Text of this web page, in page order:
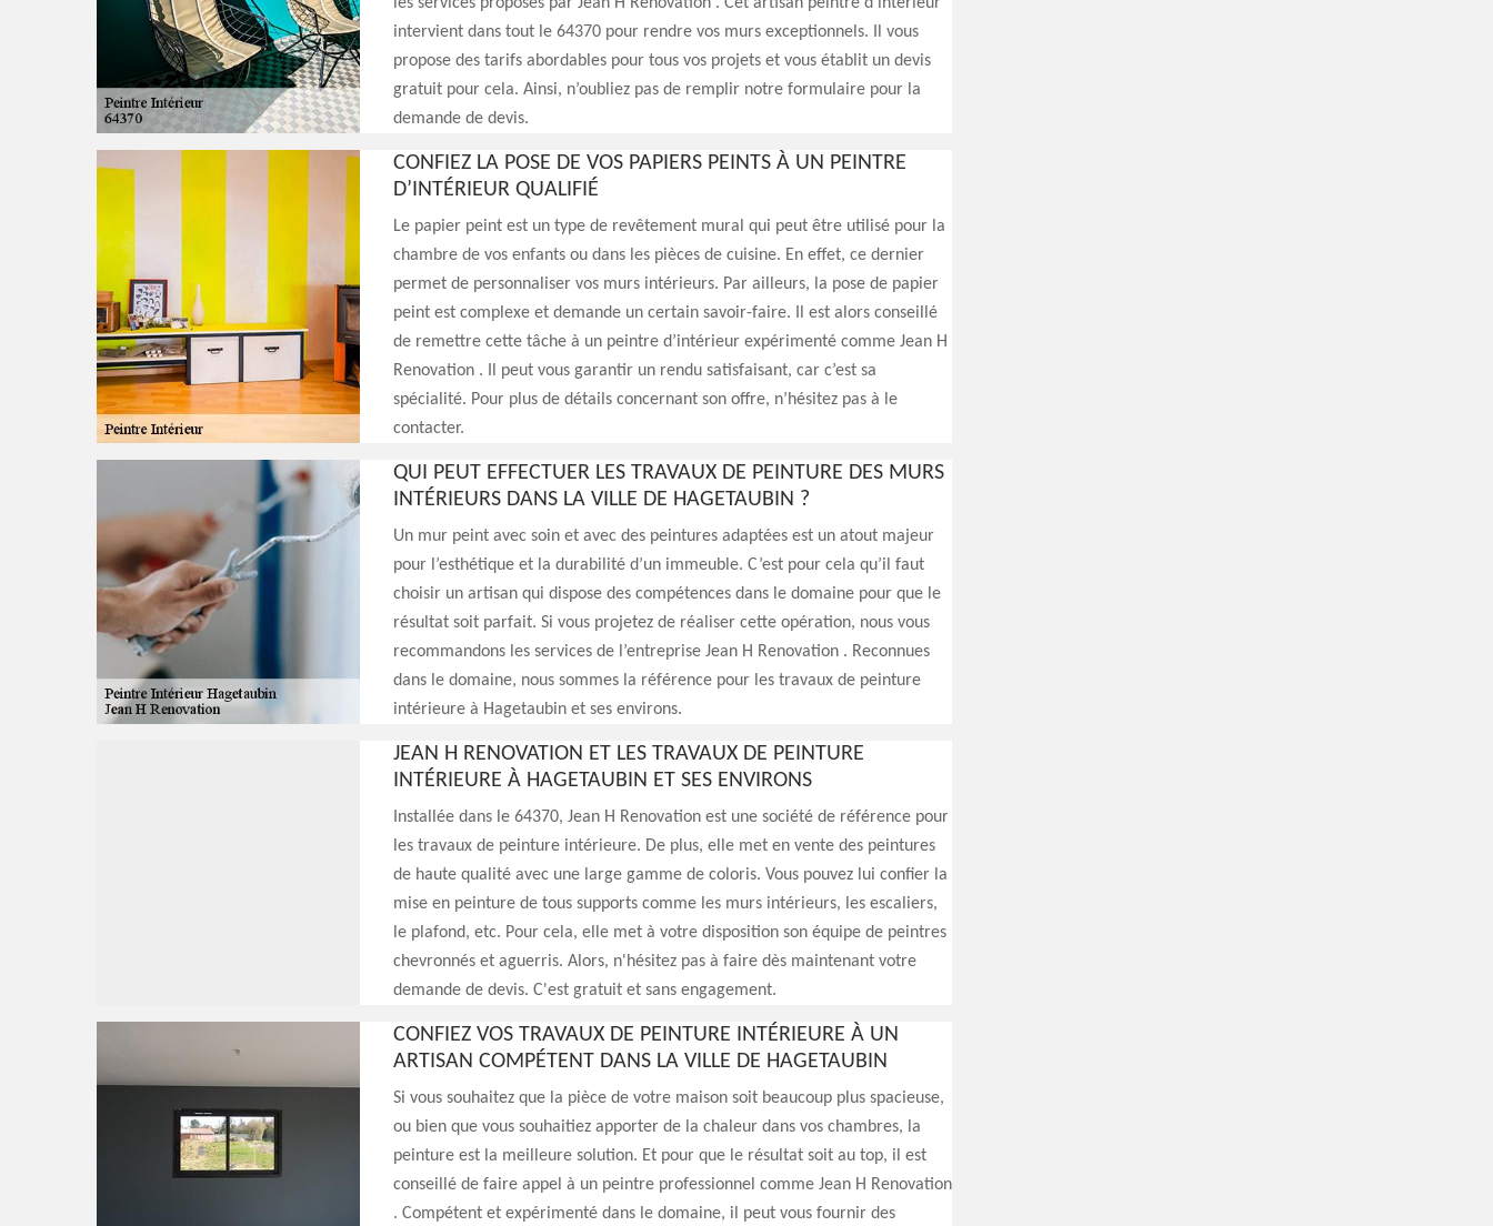
intervient dans tout le 64370 pour rendre vos murs exceptionnels. Il vous
propose des tarifs abordables pour tous vos projets et vous établit un devis
gratuit pour cela. Ainsi, n’oubliez pas de remplir notre formulaire pour la
demande de devis.
CONFIEZ LA POSE DE VOS PAPIERS PEINTS À UN PEINTRE
D’INTÉRIEUR QUALIFIÉ
Le papier peint est un type de revêtement mural qui peut être utilisé pour la
chambre de vos enfants ou dans les pièces de cuisine. En effet, ce dernier
permet de personnaliser vos murs intérieurs. Par ailleurs, la pose de papier
peint est complexe et demande un certain savoir-faire. Il est alors conseillé
de remettre cette tâche à un peintre d’intérieur expérimenté comme Jean H
Renovation . Il peut vous garantir un rendu satisfaisant, car c’est sa
spécialité. Pour plus de détails concernant son offre, n’hésitez pas à le
contacter.
QUI PEUT EFFECTUER LES TRAVAUX DE PEINTURE DES MURS
INTÉRIEURS DANS LA VILLE DE HAGETAUBIN ?
Un mur peint avec soin et avec des peintures adaptées est un atout majeur
pour l’esthétique et la durabilité d’un immeuble. C’est pour cela qu’il faut
choisir un artisan qui dispose des compétences dans le domaine pour que le
résultat soit parfait. Si vous projetez de réaliser cette opération, nous vous
recommandons les services de l’entreprise Jean H Renovation . Reconnues
dans le domaine, nous sommes la référence pour les travaux de peinture
intérieure à Hagetaubin et ses environs.
JEAN H RENOVATION ET LES TRAVAUX DE PEINTURE
INTÉRIEURE À HAGETAUBIN ET SES ENVIRONS
Installée dans le 64370, Jean H Renovation est une société de référence pour
les travaux de peinture intérieure. De plus, elle met en vente des peintures
de haute qualité avec une large gamme de coloris. Vous pouvez lui confier la
mise en peinture de tous supports comme les murs intérieurs, les escaliers,
le plafond, etc. Pour cela, elle met à votre disposition son équipe de peintres
chevronnés et aguerris. Alors, n'hésitez pas à faire dès maintenant votre
demande de devis. C'est gratuit et sans engagement.
CONFIEZ VOS TRAVAUX DE PEINTURE INTÉRIEURE À UN
ARTISAN COMPÉTENT DANS LA VILLE DE HAGETAUBIN
Si vous souhaitez que la pièce de votre maison soit beaucoup plus spacieuse,
ou bien que vous souhaitiez apporter de la chaleur dans vos chambres, la
peinture est la meilleure solution. Et pour que le résultat soit au top, il est
conseillé de faire appel à un peintre professionnel comme Jean H Renovation
. Compétent et expérimenté dans le domaine, il peut vous fournir des